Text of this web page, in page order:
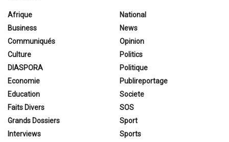
Afrique
Business
Communiqués
Culture
DIASPORA
Economie
Education
Faits Divers
Grands Dossiers
Interviews
National
News
Opinion
Politics
Politique
Publireportage
Societe
SOS
Sport
Sports